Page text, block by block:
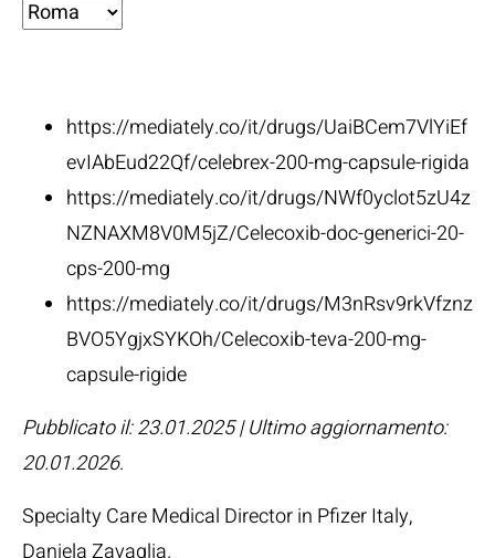
https://mediately.co/it/drugs/UaiBCem7VlYiEf
evIAbEud22Qf/celebrex-200-mg-capsule-rigida
https://mediately.co/it/drugs/NWf0yclot5zU4z
NZNAXM8V0M5jZ/Celecoxib-doc-generici-20-
cps-200-mg
https://mediately.co/it/drugs/M3nRsv9rkVfznz
BVO5YgjxSYKOh/Celecoxib-teva-200-mg-
capsule-rigide
Pubblicato il: 23.01.2025 | Ultimo aggiornamento:
20.01.2026.
Specialty Care Medical Director in Pfizer Italy,
Daniela Zavaglia.